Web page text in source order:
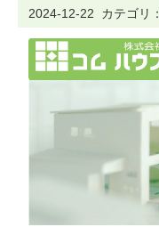
2024-12-22 カテゴリ：